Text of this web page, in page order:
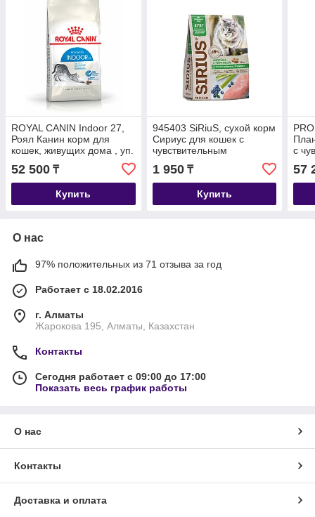
ROYAL CANIN Indoor 27,
Роял Канин корм для
кошек, живущих дома , уп.
52 500 ₸
Купить
945403 SiRiuS, сухой корм
Сириус для кошек с
чувствительным
пищеварением, индейка и
черника, уп.400гр.
1 950₸
Купить
с
57
О нас
97% положительных из 71 отзыва за год
Работает с 18.02.2016
г. Алматы
Жарокова 195, Алматы, Казахстан
Контакты
Сегодня работает с 09:00 до 17:00
Показать весь график работы
О нас
Контакты
Доставка и оплата